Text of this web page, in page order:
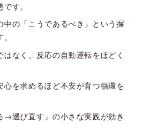
す。
の「こうであるべき」という握
なく、反応の自動運転をほどく
を求めるほど不安が育つ循環を
選び直す」の小さな実践が効き